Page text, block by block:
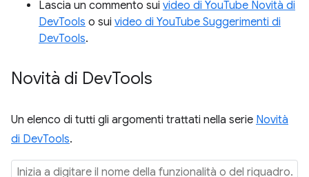
Lascia un commento sui video di YouTube Novità di
DevTools o sui video di YouTube Suggerimenti di
DevTools.
Novità di DevTools
Un elenco di tutti gli argomenti trattati nella serie Novità
di DevTools.